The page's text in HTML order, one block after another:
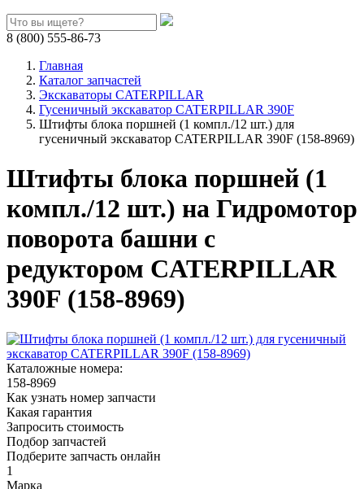
8 (800) 555-86-73
Главная
Каталог запчастей
Экскаваторы CATERPILLAR
Гусеничный экскаватор CATERPILLAR 390F
Штифты блока поршней (1 компл./12 шт.) для
гусеничный экскаватор CATERPILLAR 390F (158-8969)
Штифты блока поршней (1
компл./12 шт.) на Гидромотор
поворота башни с
редуктором CATERPILLAR
390F (158-8969)
Каталожные номера:
158-8969
Как узнать номер запчасти
Какая гарантия
Запросить стоимость
Подбор запчастей
Подберите запчасть онлайн
1
Марка